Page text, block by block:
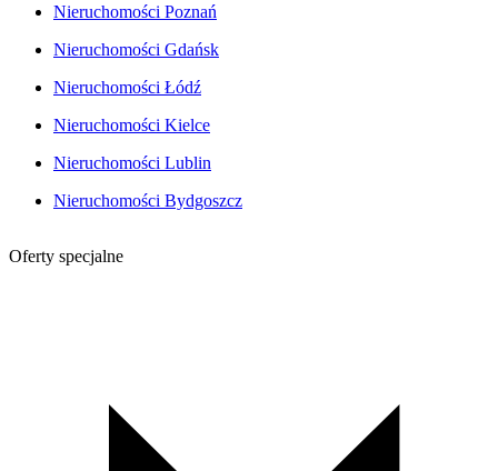
Nieruchomości Poznań
Nieruchomości Gdańsk
Nieruchomości Łódź
Nieruchomości Kielce
Nieruchomości Lublin
Nieruchomości Bydgoszcz
Oferty specjalne